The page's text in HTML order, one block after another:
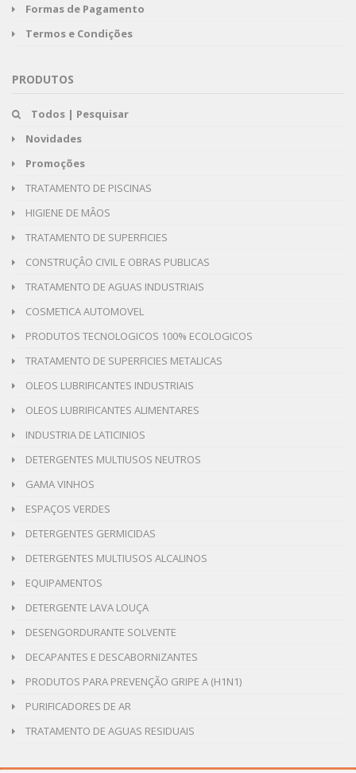
Formas de Pagamento
Termos e Condições
PRODUTOS
Todos | Pesquisar
Novidades
Promoções
TRATAMENTO DE PISCINAS
HIGIENE DE MÂOS
TRATAMENTO DE SUPERFICIES
CONSTRUÇÂO CIVIL E OBRAS PUBLICAS
TRATAMENTO DE AGUAS INDUSTRIAIS
COSMETICA AUTOMOVEL
PRODUTOS TECNOLOGICOS 100% ECOLOGICOS
TRATAMENTO DE SUPERFICIES METALICAS
OLEOS LUBRIFICANTES INDUSTRIAIS
OLEOS LUBRIFICANTES ALIMENTARES
INDUSTRIA DE LATICINIOS
DETERGENTES MULTIUSOS NEUTROS
GAMA VINHOS
ESPAÇOS VERDES
DETERGENTES GERMICIDAS
DETERGENTES MULTIUSOS ALCALINOS
EQUIPAMENTOS
DETERGENTE LAVA LOUÇA
DESENGORDURANTE SOLVENTE
DECAPANTES E DESCABORNIZANTES
PRODUTOS PARA PREVENÇÃO GRIPE A (H1N1)
PURIFICADORES DE AR
TRATAMENTO DE AGUAS RESIDUAIS